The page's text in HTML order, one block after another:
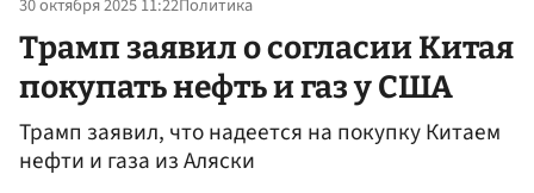
30 октября 2025 11:22Политика
Трамп заявил о согласии Китая
покупать нефть и газ у США
Трамп заявил, что надеется на покупку Китаем
нефти и газа из Аляски